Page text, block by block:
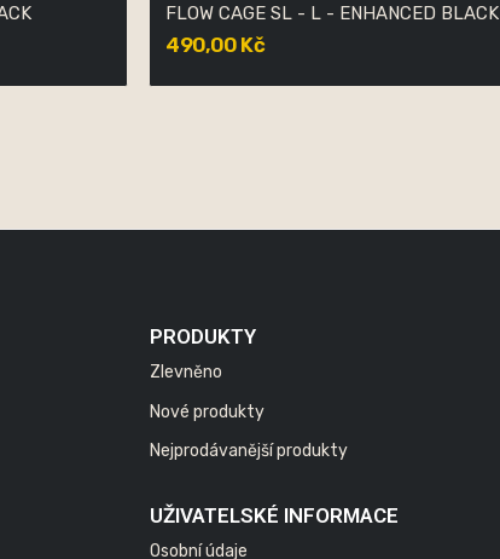
FLOW CAGE SL - L - ENHANCED BLACK
490,00 Kč
PRODUKTY
Zlevněno
Nové produkty
Nejprodávanější produkty
UŽIVATELSKÉ INFORMACE
Osobní údaje